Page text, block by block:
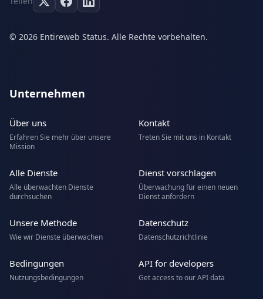
© 2026 Entireweb Status. Alle Rechte vorbehalten.
Unternehmen
Über uns
Erfahren Sie mehr über unsere
Mission
Kontakt
Treten Sie mit uns in Kontakt
Alle Dienste
Alle überwachten Dienste
durchsuchen
Dienst vorschlagen
Überwachung für einen neuen
Dienst anfordern
Unsere Methode
Wie wir Dienste überwachen
Datenschutz
Datenschutzrichtlinie
Bedingungen
Nutzungsbedingungen
API for developers
Get access to our API data